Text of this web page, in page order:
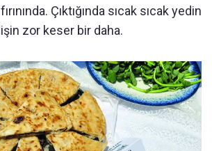
Çıktığında sıcak sıcak yedin
zor keser bir daha.